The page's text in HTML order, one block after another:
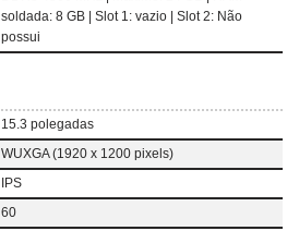
soldada: 8 GB | Slot 1: vazio | Slot 2: Não
possui
15.3 polegadas
WUXGA (1920 x 1200 pixels)
IPS
60